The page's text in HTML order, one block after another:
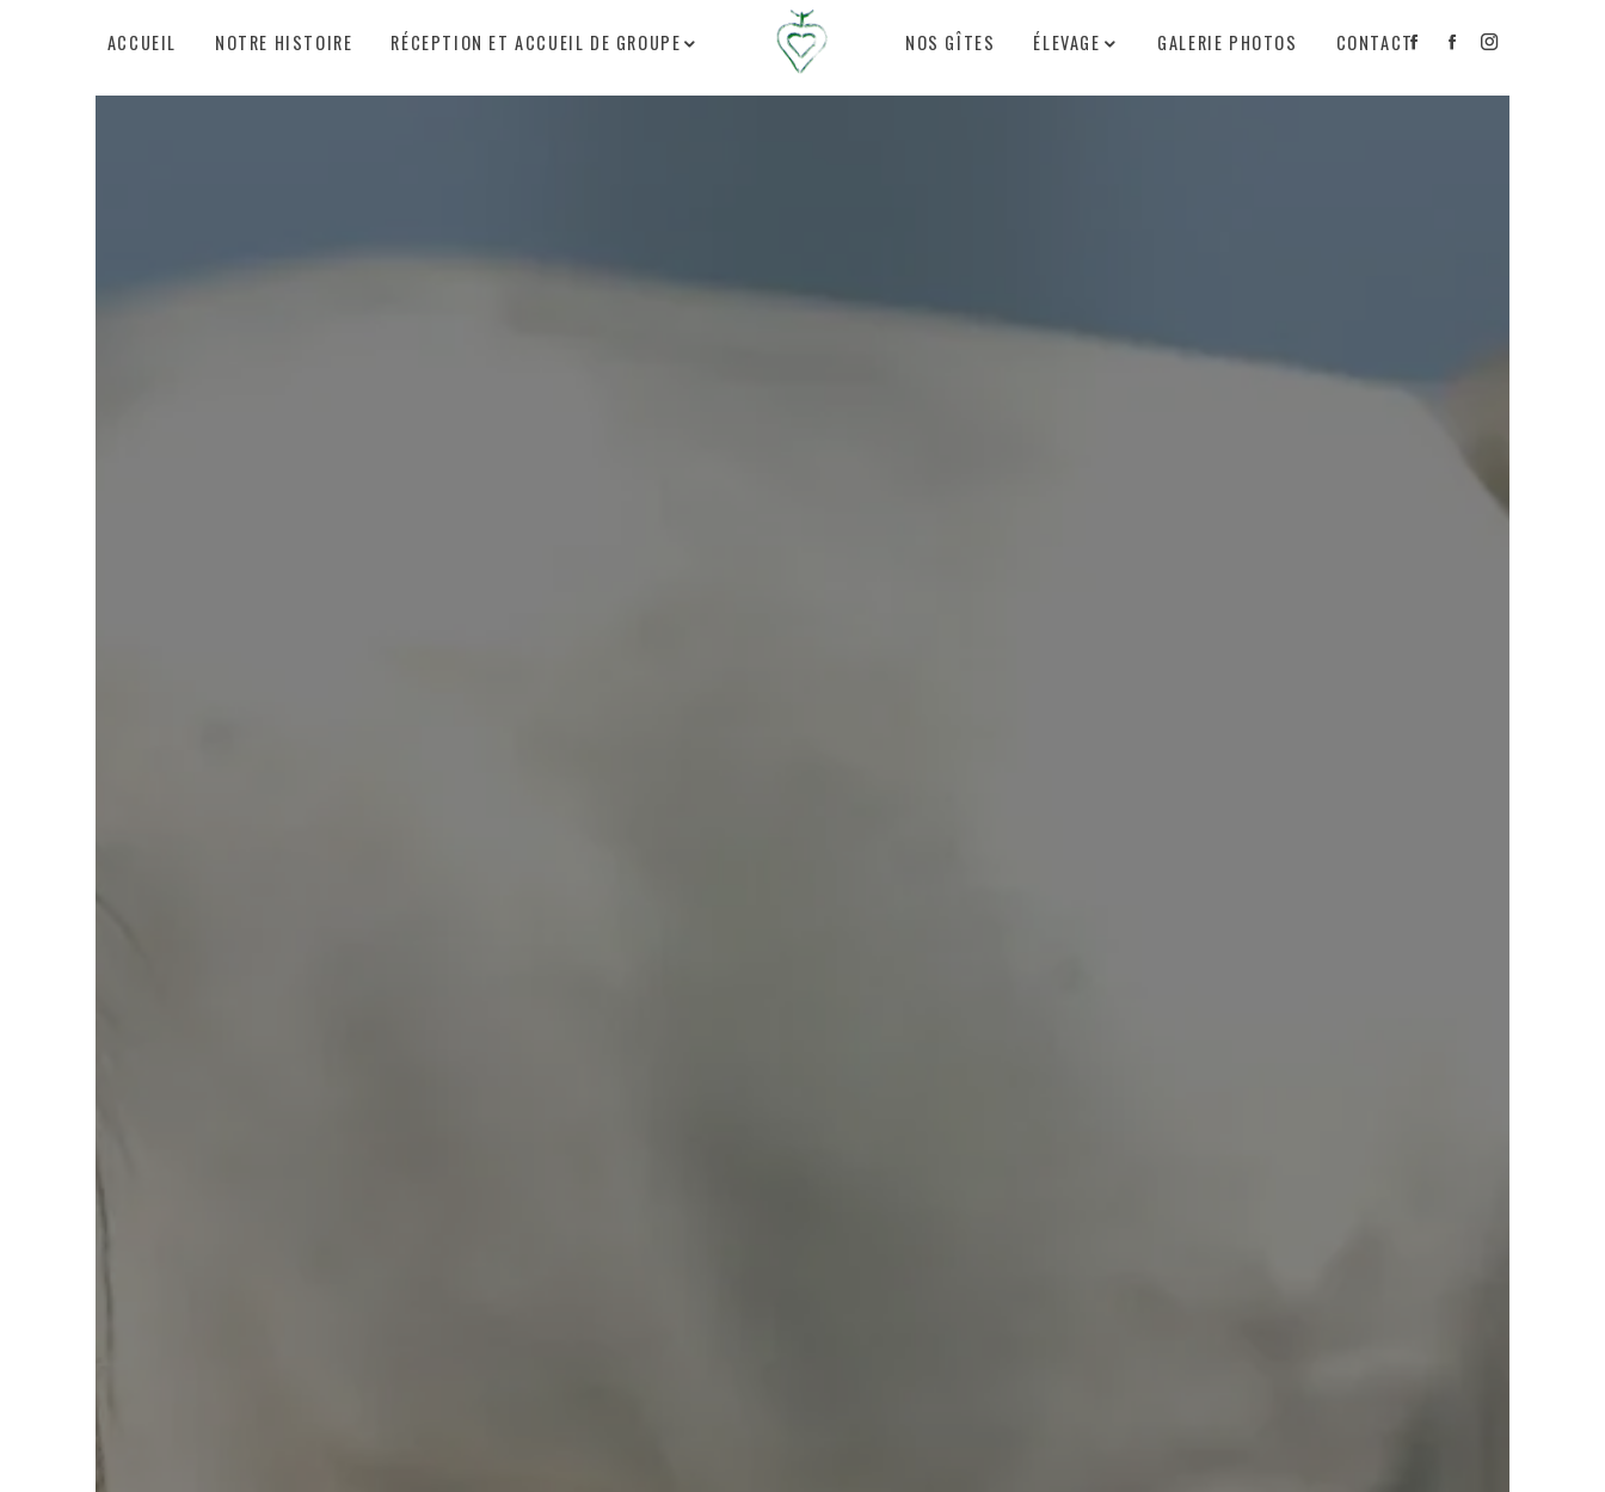
ACCUEIL NOTRE HISTOIRE RÉCEPTION ET ACCUEIL DE GROUPE NOS GÎTES ÉLEVAGE GALERIE PHOTOS CONTACT